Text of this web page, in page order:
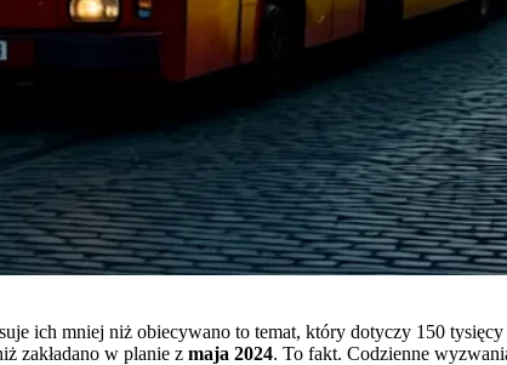
ich mniej niż obiecywano to temat, który dotyczy 150
zakładano w planie z maja 2024. To fakt. Codzienne